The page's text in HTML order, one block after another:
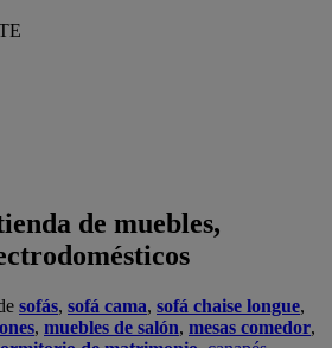
de muebles,
sofás, sofá cama, sofá chaise longue,
, muebles de salón, mesas comedor,